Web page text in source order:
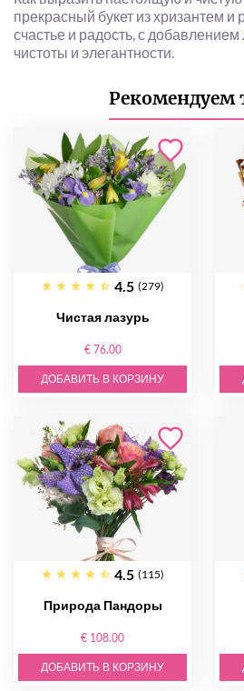
прекрасный букет из хризантем
счастье и радость, с
чистоты и элегантности.
Рекомендуем
4.5 (279)
Чистая лазурь
€ 76.00
ДОБАВИТЬ В КОРЗИНУ
4.5 (115)
Природа Пандоры
€ 108.00
ДОБАВИТЬ В КОРЗИНУ